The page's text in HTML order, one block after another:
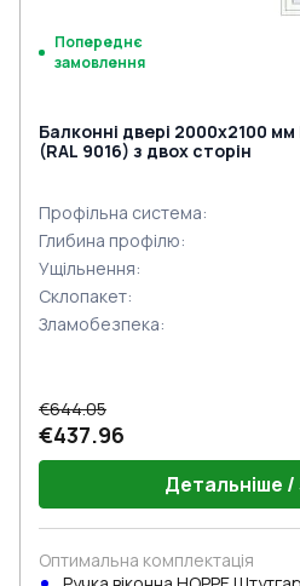
Попереднє
замовлення
Балконні двері 2000x2100 мм
(RAL 9016) з двох сторін
Профільна система:
Глибина профілю:
Ущільнення:
Склопакет:
Зламобезпека:
€644.05
€437.96
Детальніше /
Оптимальна комплектація